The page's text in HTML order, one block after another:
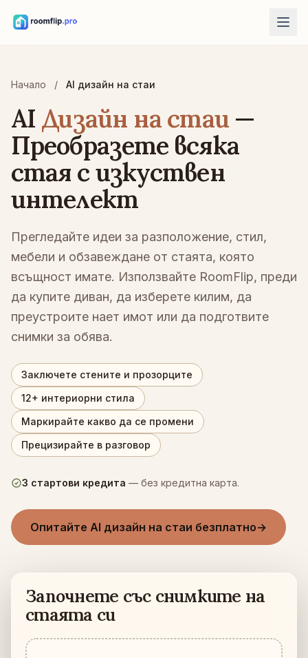
AI дизайнер на стая
Пренареждане на мебели
Същата стая и мебели, по-добри разпределения.
Пробвайте мебели в стаята
Вижте диван, стол или маса преди покупка.
Калкулатор за площ на стая
Изчислете под и стени преди планиране.
Калкулатор за размер на килим
Намерете начален размер на килим за стаята.
Проверка за пасване на мебели
Проверете проходите преди покупка на диван или маса.
Малки пространства
Галерия
Цени
Pro
🇧🇬
Начало / AI дизайн на стаи
AI Дизайн на стаи—
Преобразете всяка
стая с изкуствен
интелект
Прегледайте идеи за разположение, стил,
мебели и обзавеждане от стаята, която
всъщност имате. Използвайте RoomFlip, преди
да купите диван, да изберете килим, да
преустроите нает имот или да подготвите
снимки за обява.
Заключете стените и прозорците
12+ интериорни стила
Маркирайте какво да се промени
Прецизирайте в разговор
3 стартови кредита — без кредитна карта.
Опитайте AI дизайн на стаи безплатно→
Започнете със снимките на
стаята си